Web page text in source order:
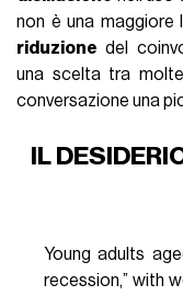
non è una maggiore
riduzione del
una scelta tra
conversazione una
IL
Young adults
recession,” with